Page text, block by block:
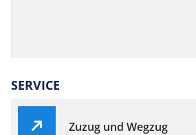
SERVICE
Zuzug und Wegzug